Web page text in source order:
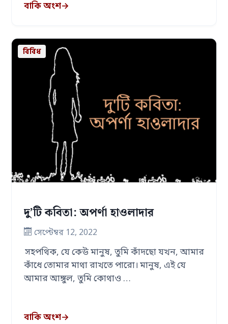
বাকি অংশ→
বিবিধ
দু’টি কবিতা: অপর্ণা হাওলাদার
সেপ্টেম্বর 12, 2022
সহপথিক, যে কেউ মানুষ, তুমি কাঁদছো যখন, আমার
কাঁধে তোমার মাথা রাখতে পারো। মানুষ, এই যে
আমার আঙ্গুল, তুমি কোথাও …
বাকি অংশ→